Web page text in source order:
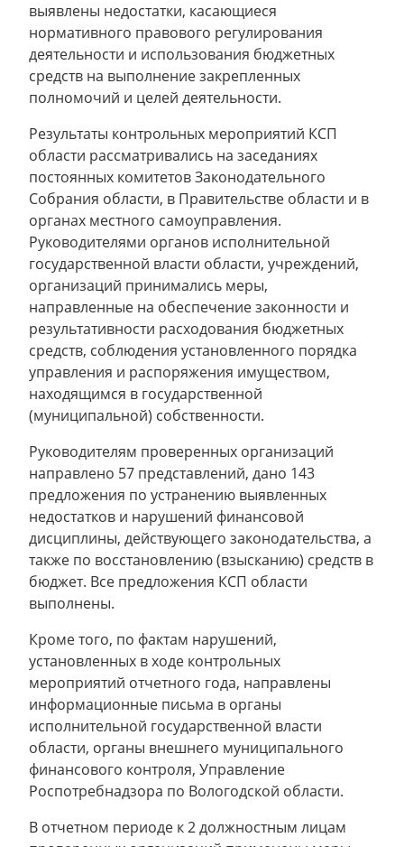
выявлены недостатки, касающиеся
нормативного правового регулирования
деятельности и использования бюджетных
средств на выполнение закрепленных
полномочий и целей деятельности.
Результаты контрольных мероприятий КСП
области рассматривались на заседаниях
постоянных комитетов Законодательного
Собрания области, в Правительстве области и в
органах местного самоуправления.
Руководителями органов исполнительной
государственной власти области, учреждений,
организаций принимались меры,
направленные на обеспечение законности и
результативности расходования бюджетных
средств, соблюдения установленного порядка
управления и распоряжения имуществом,
находящимся в государственной
(муниципальной) собственности.
Руководителям проверенных организаций
направлено 57 представлений, дано 143
предложения по устранению выявленных
недостатков и нарушений финансовой
дисциплины, действующего законодательства, а
также по восстановлению (взысканию) средств в
бюджет. Все предложения КСП области
выполнены.
Кроме того, по фактам нарушений,
установленных в ходе контрольных
мероприятий отчетного года, направлены
информационные письма в органы
исполнительной государственной власти
области, органы внешнего муниципального
финансового контроля, Управление
Роспотребнадзора по Вологодской области.
В отчетном периоде к 2 должностным лицам